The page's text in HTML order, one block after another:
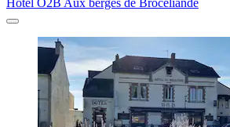
Hôtel O2B Aux berges de Brocéliande